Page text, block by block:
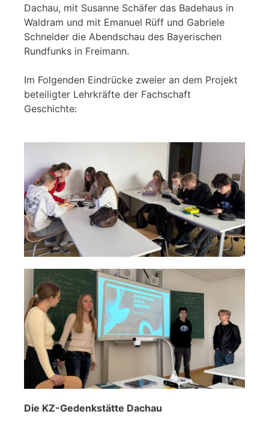
Dachau, mit Susanne Schäfer das Badehaus in
Waldram und mit Emanuel Rüff und Gabriele
Schneider die Abendschau des Bayerischen
Rundfunks in Freimann.
Im Folgenden Eindrücke zweier an dem Projekt
beteiligter Lehrkräfte der Fachschaft
Geschichte:
Die KZ-Gedenkstätte Dachau